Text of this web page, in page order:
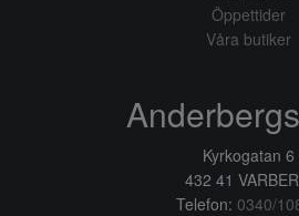
Öppettider
Våra butiker
Kyrkogatan 6
432 41
Telefon: 0340/